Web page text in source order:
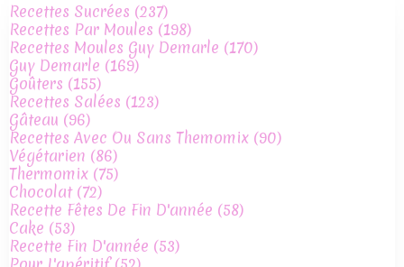
Recettes Sucrées (237)
Recettes Par Moules (198)
Recettes Moules Guy Demarle (170)
Guy Demarle (169)
Goûters (155)
Recettes Salées (123)
Gâteau (96)
Recettes Avec Ou Sans Themomix (90)
Végétarien (86)
Thermomix (75)
Chocolat(72)
Recette Fêtes De Fin D'année (58)
Cake (53)
Recette Fin D'année (53)